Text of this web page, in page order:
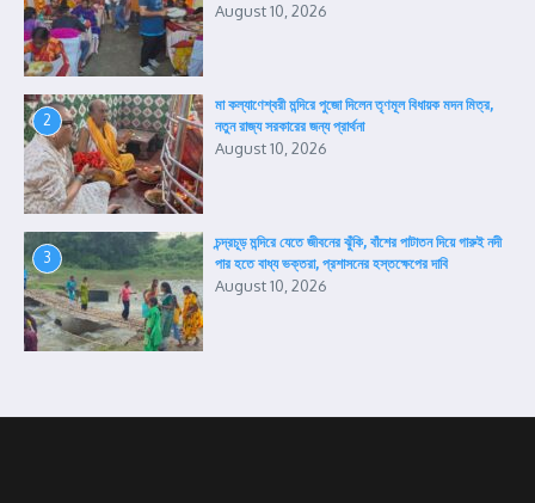
August 10, 2026
2
মা কল্যাণেশ্বরী মন্দিরে পুজো দিলেন তৃণমূল বিধায়ক মদন মিত্র,
নতুন রাজ্য সরকারের জন্য প্রার্থনা
August 10, 2026
3
চন্দ্রচূড় মন্দিরে যেতে জীবনের ঝুঁকি, বাঁশের পাটাতন দিয়ে গারুই নদী
পার হতে বাধ্য ভক্তরা, প্রশাসনের হস্তক্ষেপের দাবি
August 10, 2026